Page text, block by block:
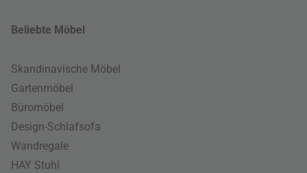
Beliebte Möbel
Skandinavische Möbel
Gartenmöbel
Büromöbel
Design-Schlafsofa
Wandregale
HAY Stuhl